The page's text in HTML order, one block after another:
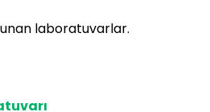
laboratuvarlar.